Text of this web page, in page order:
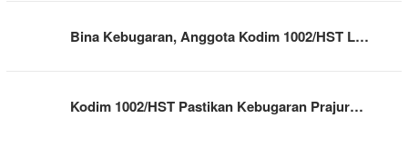
Bina Kebugaran, Anggota Kodim 1002/HST L…
Kodim 1002/HST Pastikan Kebugaran Prajur…